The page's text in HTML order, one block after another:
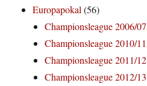
Europapokal(56)
Championsleague 2006/07
Championsleague 2010/11
Championsleague 2011/12
Championsleague 2012/13